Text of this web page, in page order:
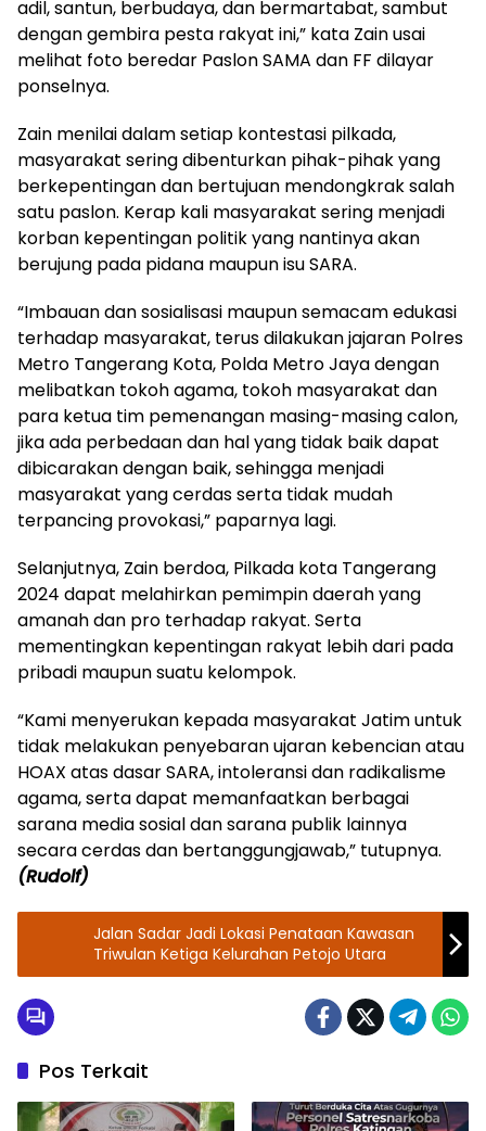
adil, santun, berbudaya, dan bermartabat, sambut
dengan gembira pesta rakyat ini,” kata Zain usai
melihat foto beredar Paslon SAMA dan FF dilayar
ponselnya.
Zain menilai dalam setiap kontestasi pilkada,
masyarakat sering dibenturkan pihak-pihak yang
berkepentingan dan bertujuan mendongkrak salah
satu paslon. Kerap kali masyarakat sering menjadi
korban kepentingan politik yang nantinya akan
berujung pada pidana maupun isu SARA.
“Imbauan dan sosialisasi maupun semacam edukasi
terhadap masyarakat, terus dilakukan jajaran Polres
Metro Tangerang Kota, Polda Metro Jaya dengan
melibatkan tokoh agama, tokoh masyarakat dan
para ketua tim pemenangan masing-masing calon,
jika ada perbedaan dan hal yang tidak baik dapat
dibicarakan dengan baik, sehingga menjadi
masyarakat yang cerdas serta tidak mudah
terpancing provokasi,” paparnya lagi.
Selanjutnya, Zain berdoa, Pilkada kota Tangerang
2024 dapat melahirkan pemimpin daerah yang
amanah dan pro terhadap rakyat. Serta
mementingkan kepentingan rakyat lebih dari pada
pribadi maupun suatu kelompok.
“Kami menyerukan kepada masyarakat Jatim untuk
tidak melakukan penyebaran ujaran kebencian atau
HOAX atas dasar SARA, intoleransi dan radikalisme
agama, serta dapat memanfaatkan berbagai
sarana media sosial dan sarana publik lainnya
secara cerdas dan bertanggungjawab,” tutupnya.
(Rudolf)
Jalan Sadar Jadi Lokasi Penataan Kawasan
Triwulan Ketiga Kelurahan Petojo Utara
Pos Terkait